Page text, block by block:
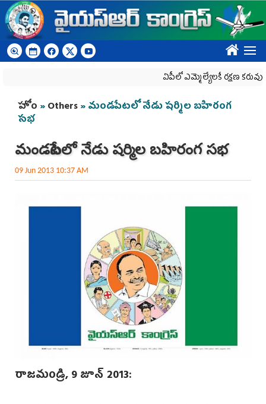
Skip to main content
????
ఏపీలో ఎమ్మెల్యేల‌కే ర‌క్ష‌ణ క‌రువు
You are here
హోం »Others» మండపేటలో నేడు షర్మిల బహిరంగ
సభ
మండపేటలో నేడు షర్మిల బహిరంగ సభ
09 Jun 2013 10:37 AM
రాజమండ్రి, 9 జూన్‌ 2013: